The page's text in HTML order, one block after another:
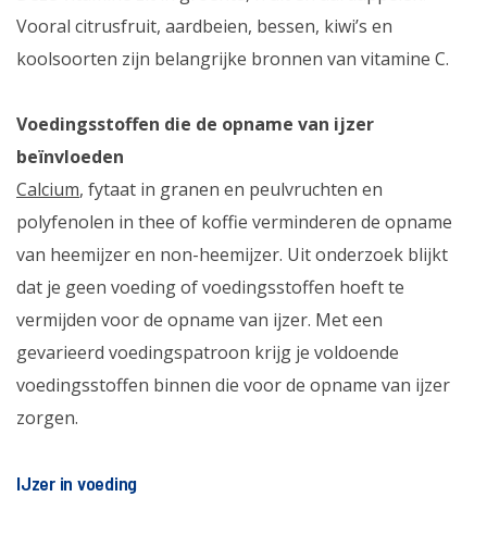
Vooral citrusfruit, aardbeien, bessen, kiwi’s en
koolsoorten zijn belangrijke bronnen van vitamine C.
Voedingsstoffen die de opname van ijzer
beïnvloeden
Calcium, fytaat in granen en peulvruchten en
polyfenolen in thee of koffie verminderen de opname
van heemijzer en non-heemijzer. Uit onderzoek blijkt
dat je geen voeding of voedingsstoffen hoeft te
vermijden voor de opname van ijzer. Met een
gevarieerd voedingspatroon krijg je voldoende
voedingsstoffen binnen die voor de opname van ijzer
zorgen.
IJzer in voeding